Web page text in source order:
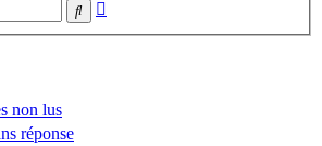
Rechercher
non lus
réponse